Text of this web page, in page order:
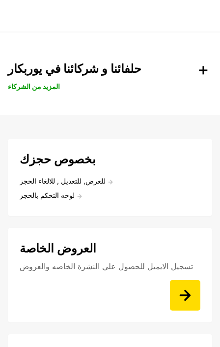
حلفائنا و شركائنا في يوربكار
المزيد من الشركاء
بخصوص حجزك
للعرض, للتعديل , للالغاء الحجز
لوحه التحكم بالحجز
العروض الخاصة
تسجيل الايميل للحصول علي النشرة الخاصه والعروض